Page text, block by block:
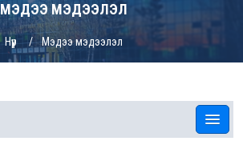
МЭДЭЭ МЭДЭЭЛЭЛ
Нүүр Мэдээ мэдээлэл